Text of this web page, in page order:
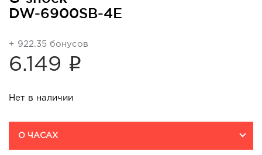
DW-6900SB-4E
+ 922.35 бонусов
6.149 i
Нет в наличии
О ЧАСАХ